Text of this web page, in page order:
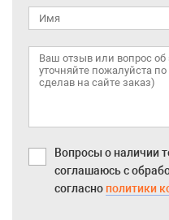
Вопросы о наличии
соглашаюсь с
согласно политики